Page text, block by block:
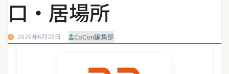
口・居場所
2026年6月28日 CoCon編集部